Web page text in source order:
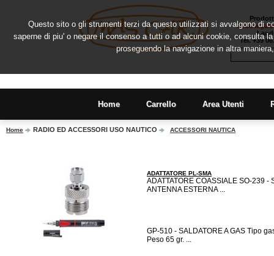
Sede
Tel. +39
Home Carrello Area Utenti
Home RADIO ED ACCESSORI USO NAUTICO ACCESSORI NAUTICA
ADATTATORE PL-SMA
ADATTATORE COASSIALE SO-239 -
ANTENNA ESTERNA ...
GP-510 - SALDATORE A GAS Tipo
Peso 65 gr. ...
Questo sito o gli strumenti terzi da questo utilizzati si avvalgono di
saperne di piu' o negare il consenso a tutti o ad alcuni cookie, consulta
proseguendo la navigazione in altra